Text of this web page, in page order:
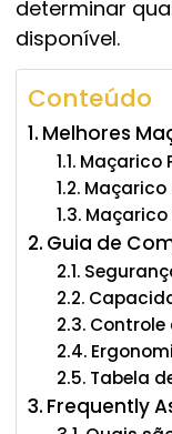
determinar
disponível.
Conteúdo
Melhores
Maçarico
Maçarico
Maçarico
Guia de
Controle
Tabela
Frequently